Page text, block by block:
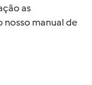
as
nosso manual de